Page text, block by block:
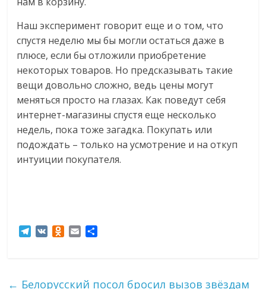
Наш эксперимент говорит еще и о том, что
спустя неделю мы бы могли остаться даже в
плюсе, если бы отложили приобретение
некоторых товаров. Но предсказывать такие
вещи довольно сложно, ведь цены могут
меняться просто на глазах. Как поведут себя
интернет-магазины спустя еще несколько
недель, пока тоже загадка. Покупать или
подождать – только на усмотрение и на откуп
интуиции покупателя.
T
V
O
E
← Белорусский посол бросил вызов звёздам